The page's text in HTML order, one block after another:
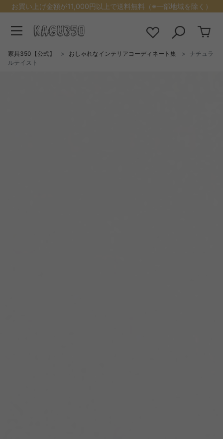
お買い上げ金額が11,000円以上で送料無料（※一部地域を除く）
家具350【公式】 おしゃれなインテリアコーディネート集
ナチュラ
ルテイスト